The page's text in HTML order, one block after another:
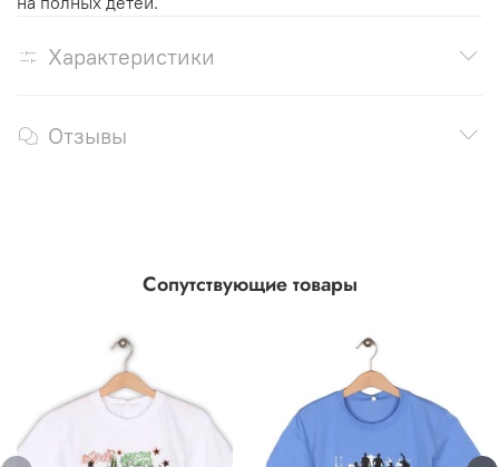
Характеристики
Отзывы
Сопутствующие товары